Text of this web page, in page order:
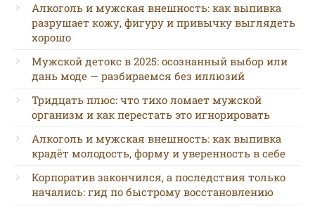
Алкоголь и мужская внешность: как выпивка
разрушает кожу, фигуру и привычку выглядеть
хорошо
Мужской детокс в 2025: осознанный выбор или
дань моде — разбираемся без иллюзий
Тридцать плюс: что тихо ломает мужской
организм и как перестать это игнорировать
Алкоголь и мужская внешность: как выпивка
крадёт молодость, форму и уверенность в себе
Корпоратив закончился, а последствия только
начались: гид по быстрому восстановлению